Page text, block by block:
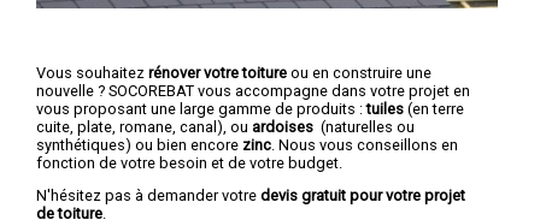
Vous souhaitez rénover votre toiture ou en construire une
nouvelle ? SOCOREBAT vous accompagne dans votre projet en
vous proposant une large gamme de produits :tuiles (en terre
cuite, plate, romane, canal), ou ardoises (naturelles ou
synthétiques) ou bien encore zinc . Nous vous conseillons en
fonction de votre besoin et de votre budget.
N'hésitez pas à demander votre devis gratuit pour votre projet
de toiture.